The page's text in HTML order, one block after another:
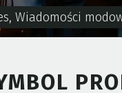
, Wiadomości